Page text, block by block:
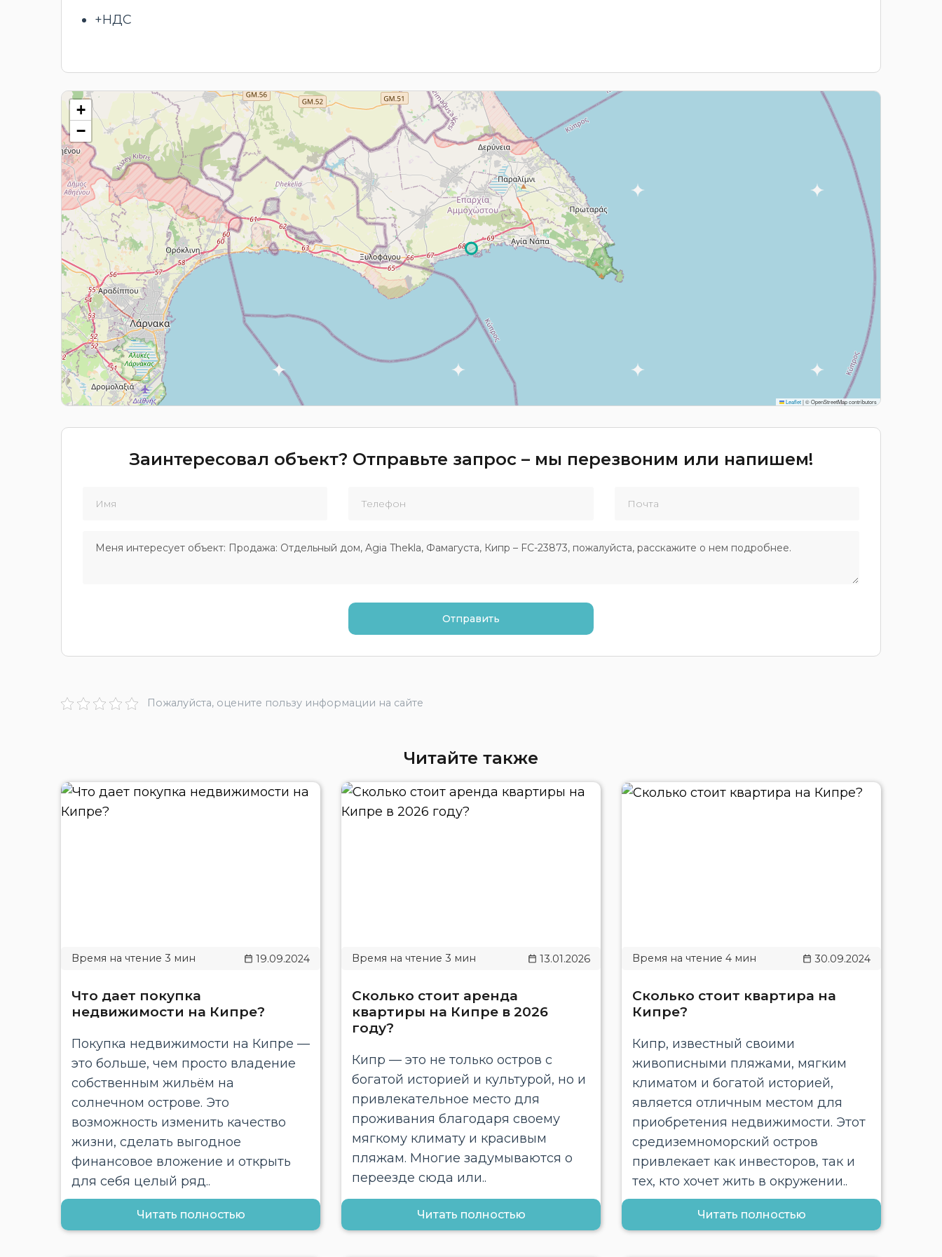
+НДС
+
−
Leaflet|© OpenStreetMap contributors
Заинтересовал объект? Отправьте запрос – мы перезвоним или напишем!
Пожалуйста, оцените пользу информации на сайте
Читайте также
19.09.2024
Что дает покупка
недвижимости на Кипре?
Покупка недвижимости на Кипре —
это больше, чем просто владение
собственным жильём на
солнечном острове. Это
возможность изменить качество
жизни, сделать выгодное
финансовое вложение и открыть
для себя целый ряд..
Читать полностью
13.01.2026
Сколько стоит аренда
квартиры на Кипре в 2026
году?
Кипр — это не только остров с
богатой историей и культурой, но и
привлекательное место для
проживания благодаря своему
мягкому климату и красивым
пляжам. Многие задумываются о
переезде сюда или..
Читать полностью
30.09.2024
Сколько стоит квартира на
Кипре?
Кипр, известный своими
живописными пляжами, мягким
климатом и богатой историей,
является отличным местом для
приобретения недвижимости. Этот
средиземноморский остров
привлекает как инвесторов, так и
тех, кто хочет жить в окружении..
Читать полностью